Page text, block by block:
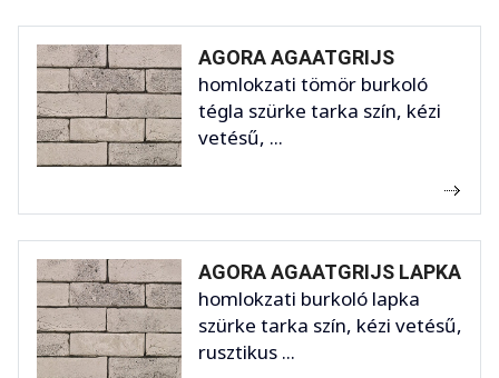
AGORA AGAATGRIJS
homlokzati tömör burkoló
tégla szürke tarka szín, kézi
vetésű, ...
AGORA AGAATGRIJS LAPKA
homlokzati burkoló lapka
szürke tarka szín, kézi vetésű,
rusztikus ...